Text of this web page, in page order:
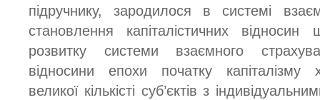
підручнику, зародилося в системі
становлення капіталістичних
розвитку системи взаємного
відносини епохи початку капіталізму
великої кількісті суб’єктів з